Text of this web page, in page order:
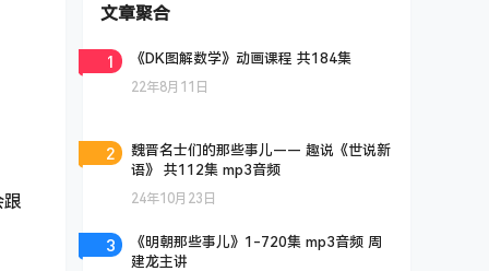
文章聚合
1 《DK图解数学》动画课程 共184集
22年8月11日
2
魏晋名士们的那些事儿—— 趣说《世说新
语》 共112集 mp3音频
24年10月23日
3
《明朝那些事儿》1-720集 mp3音频 周
建龙主讲